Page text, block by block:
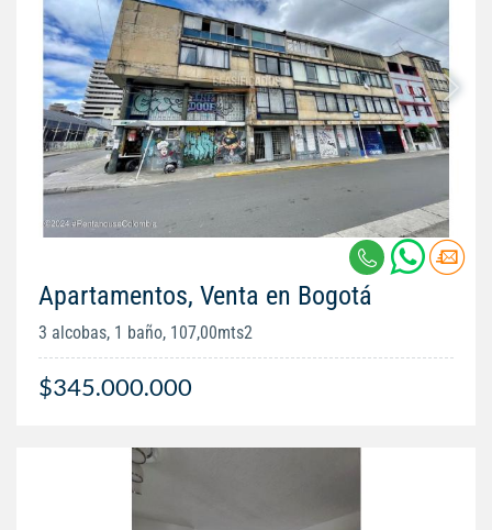
Apartamentos, Venta en Bogotá
3 alcobas, 1 baño, 107,00mts2
$345.000.000